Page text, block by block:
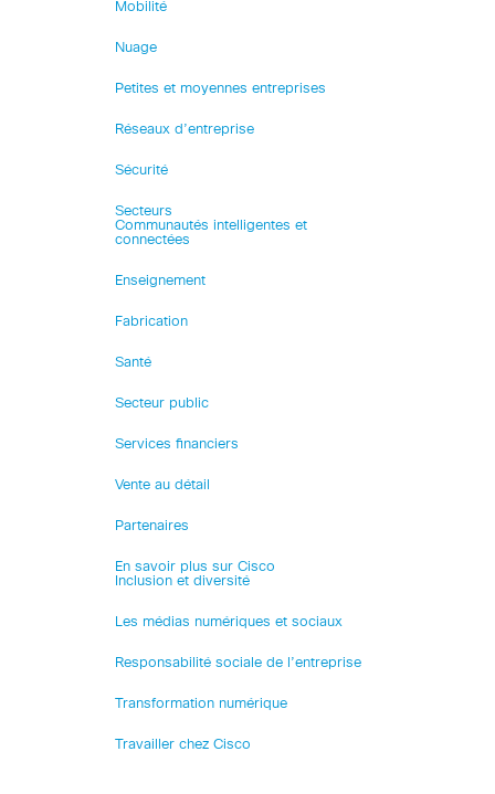
Mobilité
Nuage
Petites et moyennes entreprises
Réseaux d’entreprise
Sécurité
Secteurs
Communautés intelligentes et
connectées
Enseignement
Fabrication
Santé
Secteur public
Services financiers
Vente au détail
Partenaires
En savoir plus sur Cisco
Inclusion et diversité
Les médias numériques et sociaux
Responsabilité sociale de l’entreprise
Transformation numérique
Travailler chez Cisco